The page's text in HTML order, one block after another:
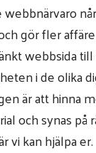
gör fler
webbsida
i de olika
är att hinna
och synas på
vi kan hjälpa er.